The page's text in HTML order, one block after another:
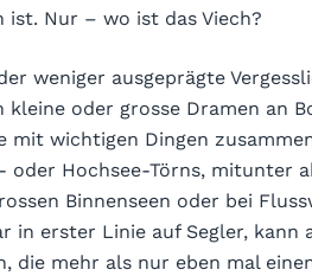
Nur – wo ist das Viech?
weniger ausgeprägte
oder grosse Dramen an
mit wichtigen Dingen
oder Hochsee-Törns, mitunter
Binnenseen oder bei
in erster Linie auf Segler, kann
die mehr als nur eben mal